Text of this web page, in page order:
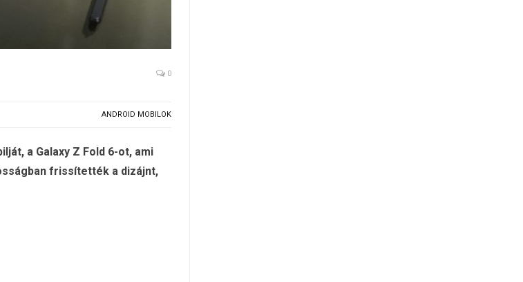
0
ANDROID MOBILOK
a Galaxy Z Fold 6-ot, ami
frissítették a dizájnt,